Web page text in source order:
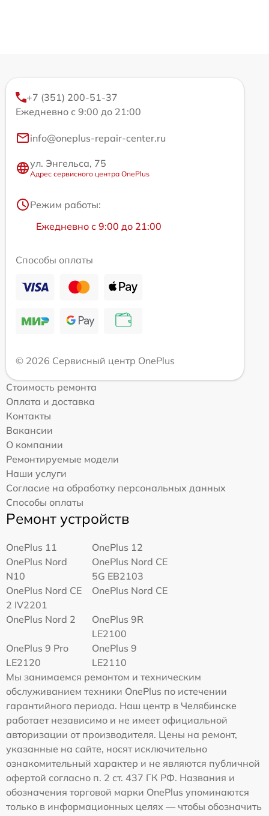
+7 (351) 200-51-37
Ежедневно с 9:00 до 21:00
info@oneplus-repair-center.ru
ул. Энгельса, 75
Адрес сервисного центра OnePlus
Режим работы:
Ежедневно с 9:00 до 21:00
Способы оплаты
© 2026 Сервисный центр OnePlus
Стоимость ремонта
Оплата и доставка
Контакты
Вакансии
О компании
Ремонтируемые модели
Наши услуги
Согласие на обработку персональных данных
Способы оплаты
Ремонт устройств
OnePlus 11
OnePlus 12
OnePlus Nord
N10
OnePlus Nord CE
5G EB2103
OnePlus Nord CE
2 IV2201
OnePlus Nord CE
OnePlus Nord 2
OnePlus 9R
LE2100
OnePlus 9 Pro
LE2120
OnePlus 9
LE2110
Мы занимаемся ремонтом и техническим
обслуживанием техники OnePlus по истечении
гарантийного периода. Наш центр в Челябинске
работает независимо и не имеет официальной
авторизации от производителя. Цены на ремонт,
указанные на сайте, носят исключительно
ознакомительный характер и не являются публичной
офертой согласно п. 2 ст. 437 ГК РФ. Названия и
обозначения торговой марки OnePlus упоминаются
только в информационных целях — чтобы обозначить